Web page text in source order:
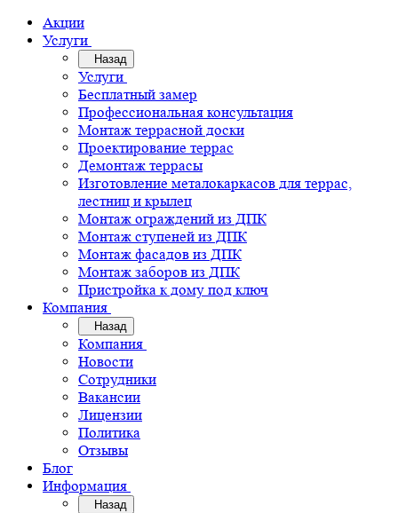
Акции
Услуги
Назад
Услуги
Бесплатный замер
Профессиональная консультация
Монтаж террасной доски
Проектирование террас
Демонтаж террасы
Изготовление металокаркасов для террас,
лестниц и крылец
Монтаж ограждений из ДПК
Монтаж ступеней из ДПК
Монтаж фасадов из ДПК
Монтаж заборов из ДПК
Пристройка к дому под ключ
Компания
Назад
Компания
Новости
Сотрудники
Вакансии
Лицензии
Политика
Отзывы
Блог
Информация
Назад